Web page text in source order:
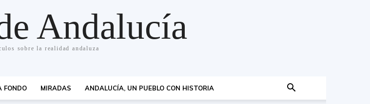
Andalucía
sobre la realidad andaluza
FONDO MIRADAS ANDALUCÍA, UN PUEBLO CON HISTORIA